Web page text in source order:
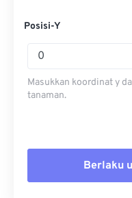
Posisi-Y
Masukkan koordinat y
tanaman.
Berlaku